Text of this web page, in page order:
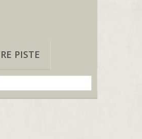
PISTE